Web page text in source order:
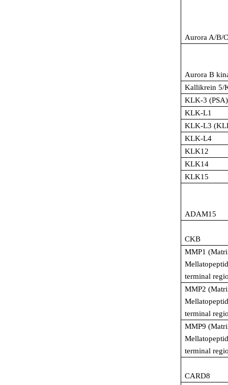
Aurora A/B/
Aurora B
Kallikrein 5/
KLK-3 (PSA)
KLK-L1
KLK-L3
KLK-L4
KLK12
KLK14
KLK15
ADAM15
CKB
MMP1
terminal
MMP2
terminal
MMP9
terminal
CARD8